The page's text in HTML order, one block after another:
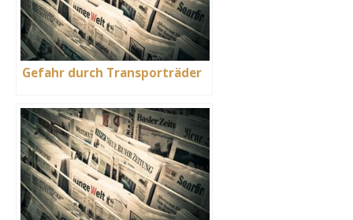
Gefahr durch Transporträder